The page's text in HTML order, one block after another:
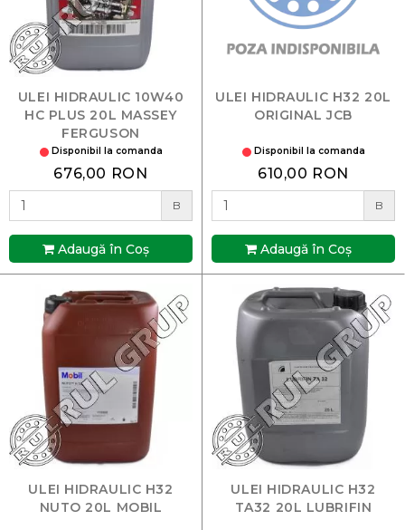
ULEI HIDRAULIC 10W40
HC PLUS 20L MASSEY
FERGUSON
Disponibil la comanda
676,00 RON
B
Adaugă în Coş
ULEI HIDRAULIC H32 20L
ORIGINAL JCB
Disponibil la comanda
610,00 RON
B
Adaugă în Coş
ULEI HIDRAULIC H32
NUTO 20L MOBIL
ULEI HIDRAULIC H32
TA32 20L LUBRIFIN